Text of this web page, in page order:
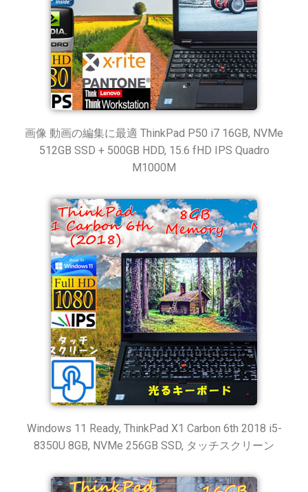
画像 動画の編集に最適 ThinkPad P50 i7 16GB, NVMe
512GB SSD + 500GB HDD, 15.6 fHD IPS Quadro
M1000M
Windows 11 Ready, ThinkPad X1 Carbon 6th 2018 i5-
8350U 8GB, NVMe 256GB SSD, タッチスクリーン